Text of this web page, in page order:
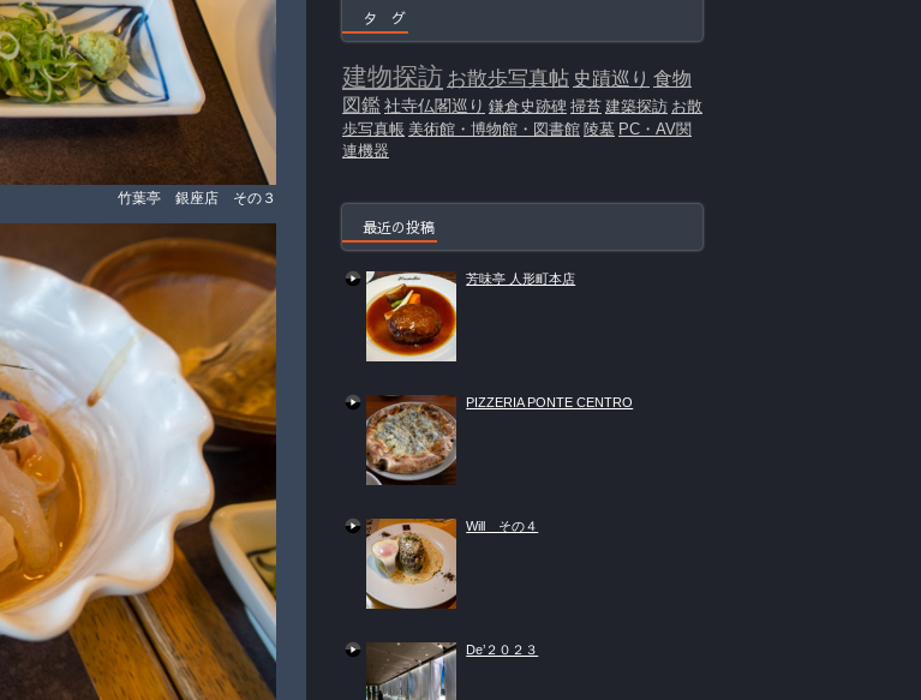
竹葉亭 銀座店 その３
タ グ
建物探訪 お散歩写真帖 史蹟巡り 食物
図鑑社寺仏閣巡り 鎌倉史跡碑 掃苔 建築探訪 お散
歩写真帳 美術館・博物館・図書館 陵墓 PC・AV関
連機器
最近の投稿
芳味亭 人形町本店
PIZZERIA PONTE CENTRO
Will その４
De’２０２３